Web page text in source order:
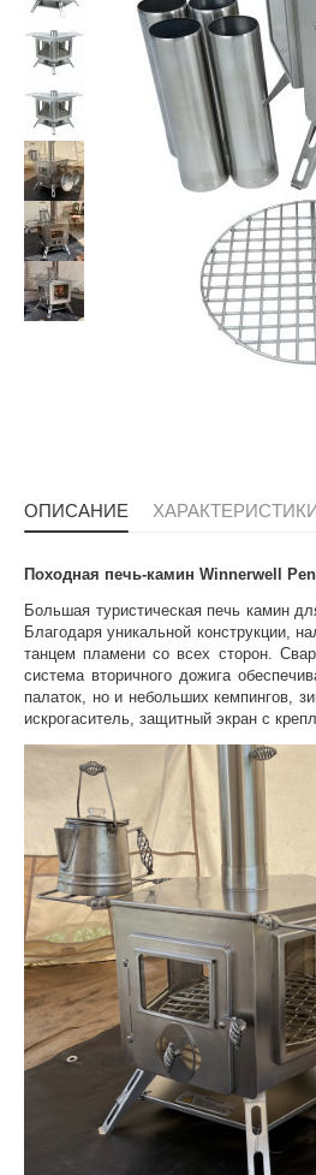
ОПИСАНИЕ
Походная печь-камин Winnerwell
Большая туристическая печь камин
Благодаря уникальной конструкции,
танцем пламени со всех сторон.
система вторичного дожига
палаток, но и небольших кемпингов,
искрогаситель, защитный экран с